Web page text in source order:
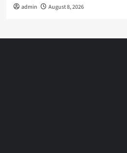
admin August 8, 2026